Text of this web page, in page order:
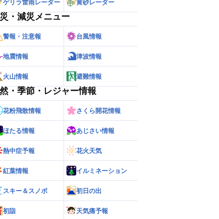
ゲリラ雷雨レーダー 黄砂レーダー
・減災メニュー
警報・注意報 台風情報
地震情報 津波情報
火山情報 避難情報
・季節・レジャー情報
花粉飛散情報 さくら開花情報
ほたる情報 あじさい情報
熱中症予報 花火天気
紅葉情報 イルミネーション
スキー＆スノボ 初日の出
初詣 天気痛予報